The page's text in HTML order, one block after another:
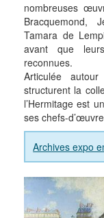
nombreuses
Bracquemond,
Tamara de
avant que
reconnues.
Articulée
structurent la
l’Hermitage est
ses chefs-
Archives expo